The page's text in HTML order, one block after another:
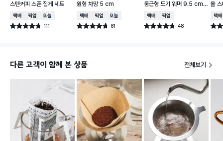
스텐커피 스푼 집게 세트
택배배송매장픽업오늘배송
별점 4.7점 111
건 작성
원형 차망 5 cm
택배배송매장픽업오늘배송
별점 4.7점 81
건 작성
둥근형 도기 워머 9.5 cm
아이보리
택배배송매장픽업
별점 4.7점 48
건 작성
올
택배
별점
다른 고객이 함께 본 상품 전체보기